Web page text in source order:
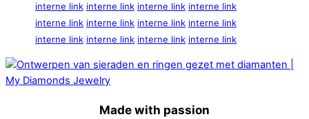
interne link interne link interne link interne link
interne link interne link interne link interne link
interne link interne link interne link interne link
Made with passion